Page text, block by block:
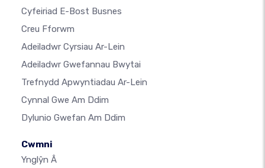
Cyfeiriad E-Bost Busnes
Creu Fforwm
Adeiladwr Cyrsiau Ar-Lein
Adeiladwr Gwefannau Bwytai
Trefnydd Apwyntiadau Ar-Lein
Cynnal Gwe Am Ddim
Dylunio Gwefan Am Ddim
Cwmni
Ynglŷn Â